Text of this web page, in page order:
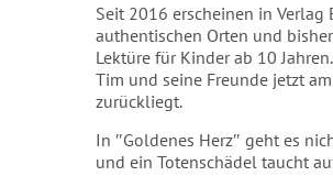
Seit 2016 erscheinen in
authentischen Orten und
Lektüre für Kinder ab 10
Tim und seine Freunde jetzt
zurückliegt.
In ″Goldenes Herz″ geht es
und ein Totenschädel taucht